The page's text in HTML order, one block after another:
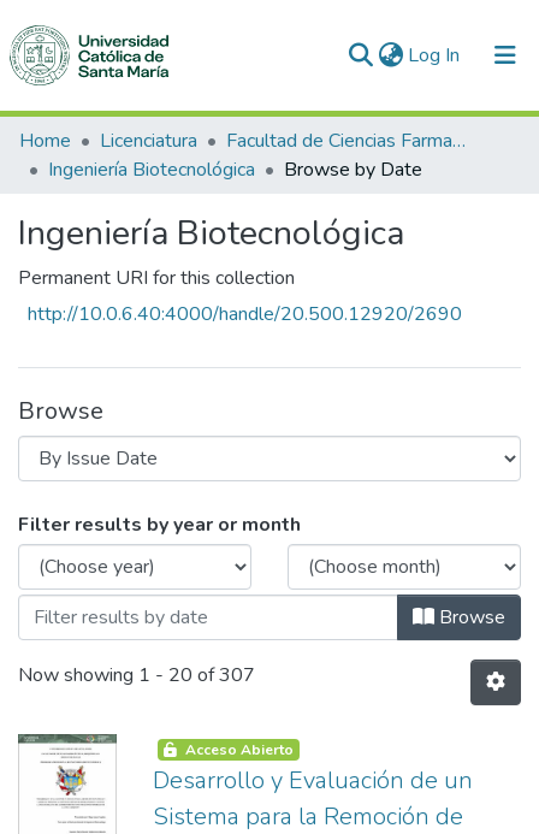
Log In (current)
Communities & Collections
All of DSpace
Home Licenciatura
Facultad de Ciencias Farmacéuticas, Bioquímicas y Biotecnológicas
Ingeniería Biotecnológica
Browse by Date
Ingeniería Biotecnológica
Permanent URI for this collection
http://10.0.6.40:4000/handle/20.500.12920/2690
Browse
Browsing Ingeniería Biotecnológica by
Filter results by year or month
Browse
Now showing 1 - 20 of 307
Acceso Abierto
Desarrollo y Evaluación de un
Sistema para la Remoción de